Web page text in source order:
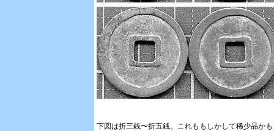
下図は折三銭〜折五銭。これももしかして稀少品か